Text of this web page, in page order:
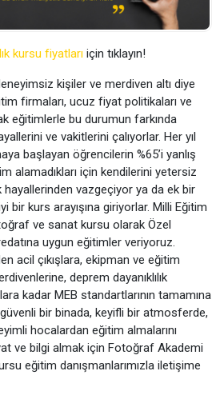
kursu fiyatları için tıklayın!
kişiler ve merdiven altı diye
firmaları, ucuz fiyat politikaları ve
eğitimlerle bu durumun farkında
ve vakitlerini çalıyorlar. Her yıl
başlayan öğrencilerin %65’i yanlış
alamadıkları için kendilerini yetersiz
hayallerinden vazgeçiyor ya da ek bir
bir kurs arayışına giriyorlar. Milli Eğitim
ve sanat kursu olarak Özel
uygun eğitimler veriyoruz.
acil çıkışlara, ekipman ve eğitim
deprem dayanıklılık
kadar MEB standartlarının tamamına
bir binada, keyifli bir atmosferde,
hocalardan eğitim almalarını
ve bilgi almak için Fotoğraf Akademi
eğitim danışmanlarımızla iletişime